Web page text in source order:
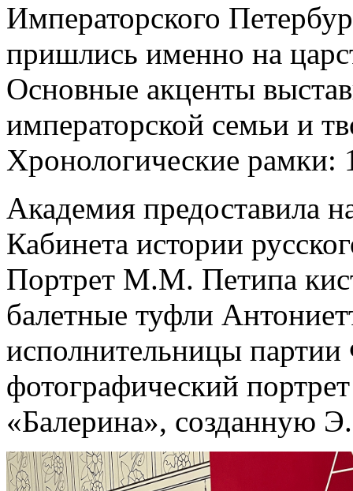
Императорского
пришлись именно на
Основные акценты
императорской семьи и
Хронологические рамки:
Академия предоставила
Кабинета истории
Портрет М.М. Петипа
балетные туфли
исполнительницы
фотографический
«Балерина», созданную